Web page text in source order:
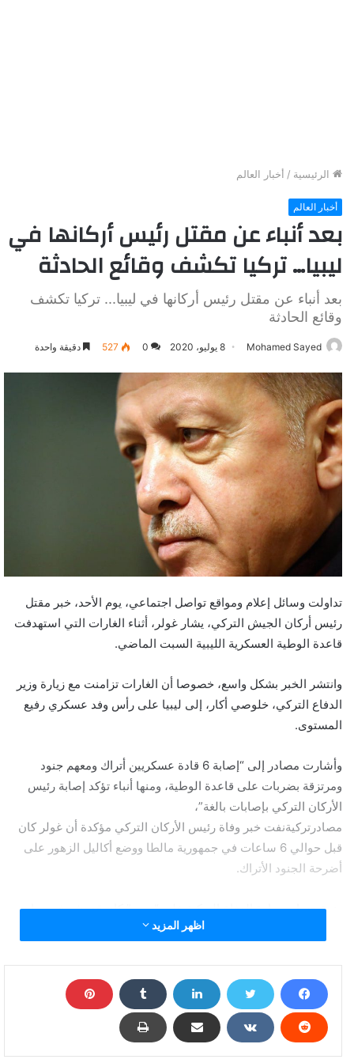
الرئيسية / أخبار العالم
أخبار العالم
بعد أنباء عن مقتل رئيس أركانها في
ليبيا… تركيا تكشف وقائع الحادثة
بعد أنباء عن مقتل رئيس أركانها في ليبيا... تركيا تكشف
وقائع الحادثة
Mohamed Sayed 8 يوليو، 2020 0
527 دقيقة واحدة
تداولت وسائل إعلام ومواقع تواصل اجتماعي، يوم الأحد، خبر مقتل
رئيس أركان الجيش التركي، يشار غولر، أثناء الغارات التي استهدفت
قاعدة الوطية العسكرية الليبية السبت الماضي.
وانتشر الخبر بشكل واسع، خصوصا أن الغارات تزامنت مع زيارة وزير
الدفاع التركي، خلوصي أكار، إلى ليبيا على رأس وفد عسكري رفيع
المستوى.
وأشارت مصادر إلى “إصابة 6 قادة عسكريين أتراك ومعهم جنود
ومرتزقة بضربات على قاعدة الوطية، ومنها أنباء تؤكد إصابة رئيس
الأركان التركي بإصابات بالغة”،
مصادرتركيةنفت خبر وفاة رئيس الأركان التركي مؤكدة أن غولر كان
قبل حوالي 6 ساعات في جمهورية مالطا ووضع أكاليل الزهور على
أضرحة الجنود الأتراك.
ونوة حساب وزارة الدفاع التركية على “تويتر” كان قد نشر في تمام
الساعة التاسعة والربع ليل السبت الرابع من يوليو/ تموز، خبرا تضمن
الأتراك في مالطا.وأكدت الوكلة أن رئيس الأركان التركي كان قد غادر
ليبيا قبل ساعات من الضربات التي استهدفت القاعدة، برفقة وزير
الدفاع التركي خلوصي أكار، بعد نهاية زيارتهما إلى طرابلس.
اظهر المزيد